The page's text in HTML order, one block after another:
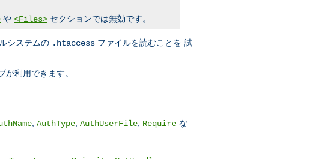
や <Files> セクションでは無効です。
システムの .htaccess ファイルを読むことを 試
が利用できます。
AuthType AuthUserFile Require な